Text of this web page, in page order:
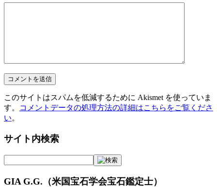
このサイトはスパムを低減するために Akismet を使っていま
す。
コメントデータの処理方法の詳細はこちらをご覧くださ
い。
サイト内検索
GIA G.G.（米国宝石学会宝石鑑定士）